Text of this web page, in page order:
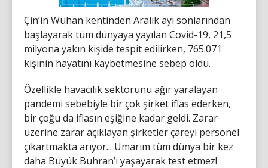
Çin’in Wuhan kentinden Aralık ayı sonlarından
başlayarak tüm dünyaya yayılan Covid-19, 21,5
milyona yakın kişide tespit edilirken, 765.071
kişinin hayatını kaybetmesine sebep oldu.
Özellikle havacılık sektörünü ağır yaralayan
pandemi sebebiyle bir çok şirket iflas ederken,
bir çoğu da iflasın eşiğine kadar geldi. Zarar
üzerine zarar açıklayan şirketler çareyi personel
çıkartmakta arıyor... Umarım tüm dünya bir kez
daha Büyük Buhran’ı yaşayarak test etmez!